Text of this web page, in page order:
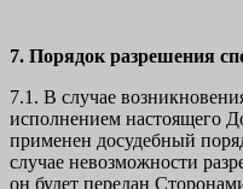
7. Порядок разрешения
7.1. В случае
исполнением настоящего
применен досудебный
случае невозможности
он будет передан